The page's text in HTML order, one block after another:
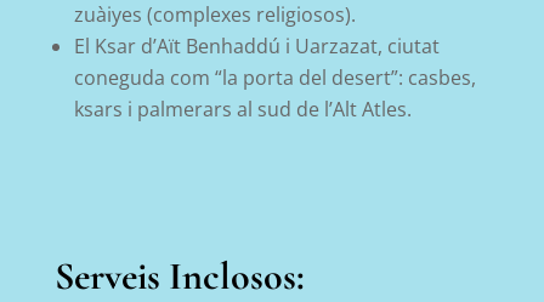
zuàiyes (complexes religiosos).
El Ksar d’Aït Benhaddú i Uarzazat, ciutat
coneguda com “la porta del desert”: casbes,
ksars i palmerars al sud de l’Alt Atles.
Serveis Inclosos: